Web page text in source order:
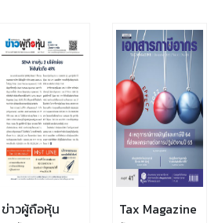
ข่าวผู้ถือหุ้น Tax Magazine